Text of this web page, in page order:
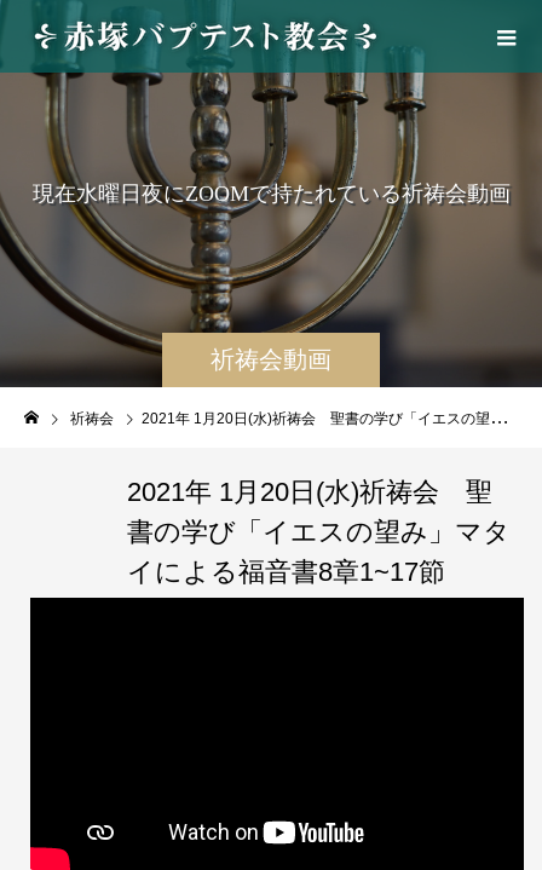
祈祷会動画
現在水曜日夜にZOOMで持たれている祈祷会動画
祈祷会 2021年 1月20日(水)祈祷会 聖書の学び「イエスの望み」マタイによる福音書8章1~17節
2021年 1月20日(水)祈祷会 聖
書の学び「イエスの望み」マタ
イによる福音書8章1~17節